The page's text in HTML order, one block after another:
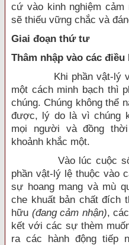
cứ vào kinh nghiệm
sẽ thiếu vững chắc và
Giai đoạn thứ tư
Thâm nhập vào các điều
Khi phần vật-lý và
một cách minh bạch thì
chúng. Chúng không thể
được, lý do là vì chúng
mọi người và đồng
khoảnh khắc một.
Vào lúc cuộc sống
phần vật-lý lệ thuộc vào
sự hoang mang và mù
che khuất bản chất đích
hữu (đang cảm nhận),
kết với các sự thèm
ra các hành động tiếp